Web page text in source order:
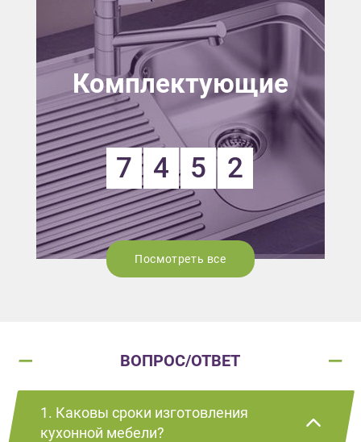
Комплектующие
7 4 5 2
Посмотреть все
ВОПРОС/ОТВЕТ
1. Каковы сроки изготовления
кухонной мебели?